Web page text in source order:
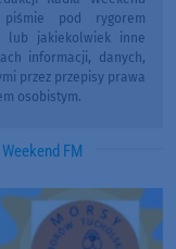
pod rygorem
lub jakiekolwiek inne
informacji, danych,
przez przepisy prawa
osobistym.
FM